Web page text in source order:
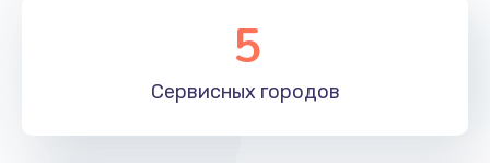
5
Сервисных городов